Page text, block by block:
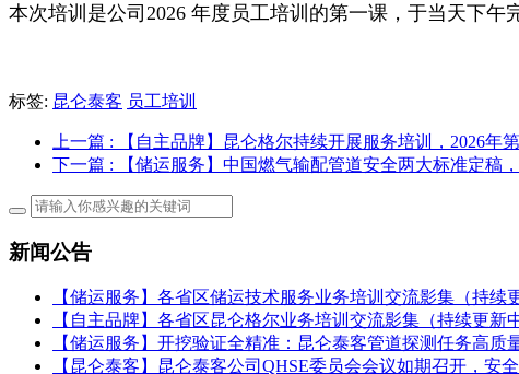
本次培训是公司 2026 年度员工培训的第一课，于当天下午
标签: 昆仑泰客 员工培训
上一篇 : 【自主品牌】昆仑格尔持续开展服务培训，2026年
下一篇 : 【储运服务】中国燃气输配管道安全两大标准定稿
新闻公告
【储运服务】各省区储运技术服务业务培训交流影集（持续
【自主品牌】各省区昆仑格尔业务培训交流影集（持续更新中
【储运服务】开挖验证全精准：昆仑泰客管道探测任务高质
【昆仑泰客】昆仑泰客公司QHSE委员会会议如期召开，安